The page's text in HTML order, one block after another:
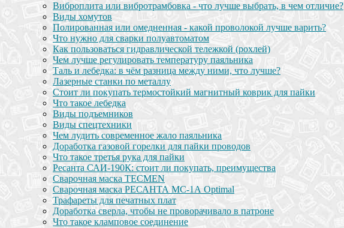
Виброплита или вибротрамбовка - что лучше выбрать, в чем отличие?
Виды хомутов
Полированная или омедненная - какой проволокой лучше варить?
Что нужно для сварки полуавтоматом
Как пользоваться гидравлической тележкой (рохлей)
Чем лучше регулировать температуру паяльника
Таль и лебедка: в чём разница между ними, что лучше?
Лазерные станки по металлу
Стоит ли покупать термостойкий магнитный коврик для пайки
Что такое лебедка
Виды подъемников
Виды спецтехники
Чем лудить современное жало паяльника
Доработка газовой горелки для пайки проводов
Что такое третья рука для пайки
Ресанта САИ-190К: стоит ли покупать, преимущества
Сварочная маска TECMEN
Сварочная маска РЕСАНТА МС-1А Optimal
Трафареты для печатных плат
Доработка сверла, чтобы не проворачивало в патроне
Что такое кламповое соединение